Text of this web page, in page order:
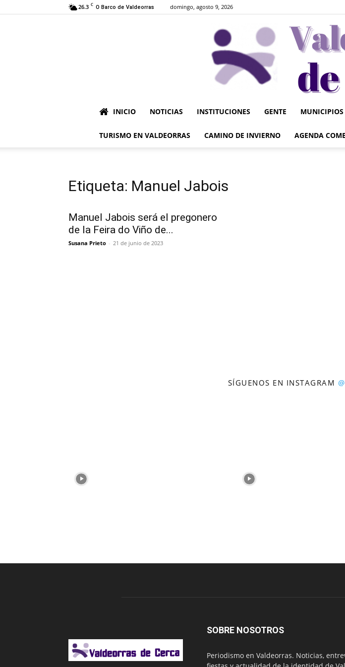
26.3 C O Barco de Valdeorras domingo, agosto 9, 2026
INICIO NOTICIAS INSTITUCIONES GENTE MUNICIPIOS
TURISMO EN VALDEORRAS CAMINO DE INVIERNO AGENDA
Etiqueta: Manuel Jabois
Manuel Jabois será el pregonero
de la Feira do Viño de...
Susana Prieto - 21 de junio de 2023
SÍGUENOS EN INSTAGRAM
SOBRE NOSOTROS
Periodismo en Valdeorras. Noticias,